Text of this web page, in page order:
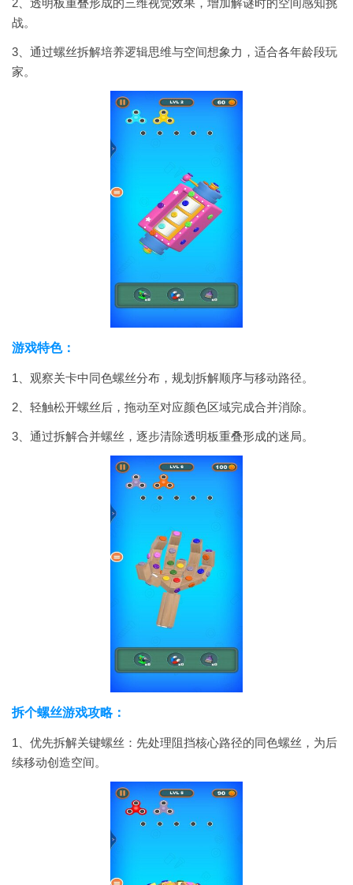
2、透明板重叠形成的三维视觉效果，增加解谜时的空间感知挑
战。
3、通过螺丝拆解培养逻辑思维与空间想象力，适合各年龄段玩
家。
游戏特色：
1、观察关卡中同色螺丝分布，规划拆解顺序与移动路径。
2、轻触松开螺丝后，拖动至对应颜色区域完成合并消除。
3、通过拆解合并螺丝，逐步清除透明板重叠形成的迷局。
拆个螺丝游戏攻略：
1、优先拆解关键螺丝：先处理阻挡核心路径的同色螺丝，为后
续移动创造空间。